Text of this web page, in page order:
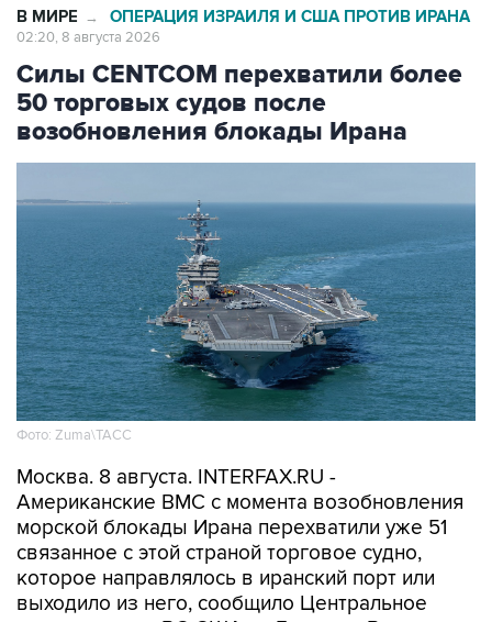
Силы CENTCOM перехватили более
50 торговых судов после
возобновления блокады Ирана
Фото: Zuma\ТАСС
Москва. 8 августа. INTERFAX.RU -
морской блокады Ирана перехватили уже 51
связанное с этой страной торговое судно,
которое направлялось в иранский порт или
выходило из него, сообщило Центральное
командование ВС США на Ближнем Востоке
(CENTCOM).